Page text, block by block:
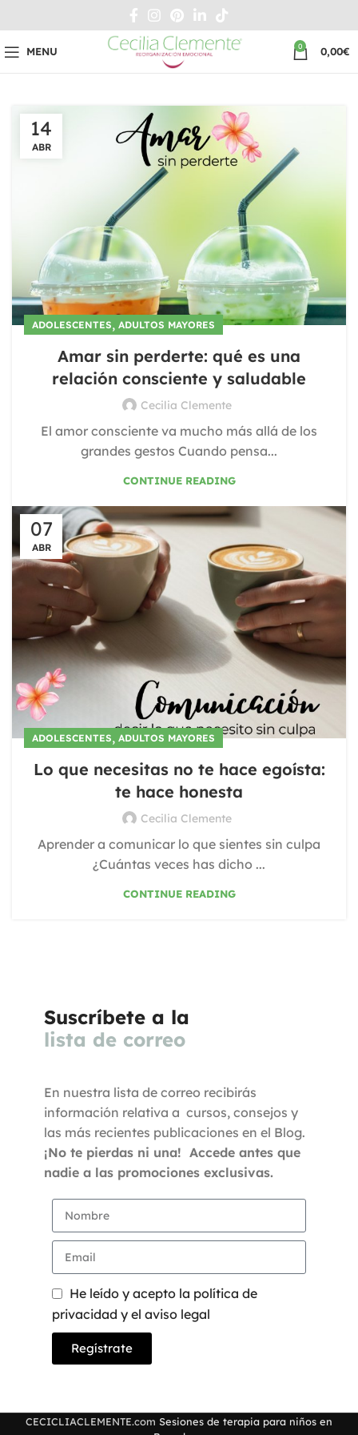
MENU 0 0,00€
14
ABR
ADOLESCENTES, ADULTOS MAYORES
Amar sin perderte: qué es una
relación consciente y saludable
Cecilia Clemente
El amor consciente va mucho más allá de los
grandes gestos Cuando pensa...
CONTINUE READING
07
ABR
ADOLESCENTES, ADULTOS MAYORES
Lo que necesitas no te hace egoísta:
te hace honesta
Cecilia Clemente
Aprender a comunicar lo que sientes sin culpa
¿Cuántas veces has dicho ...
CONTINUE READING
Suscríbete a la
lista de correo
En nuestra lista de correo recibirás
información relativa a cursos, consejos y
las más recientes publicaciones en el Blog.
¡No te pierdas ni una! Accede antes que
nadie a las promociones exclusivas.
He leído y acepto la política de
privacidad y el aviso legal
Regístrate
CECICLIACLEMENTE.com Sesiones de terapia para niños en